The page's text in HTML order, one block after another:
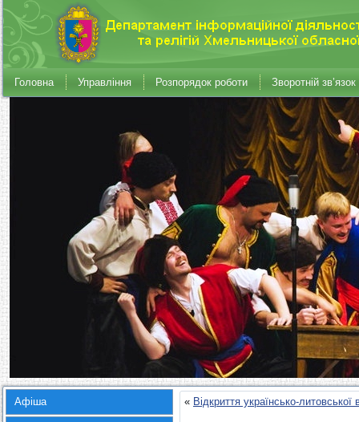
Головна Управління Розпорядок роботи Зворотній зв’язок
Афіша « Відкриття українсько-